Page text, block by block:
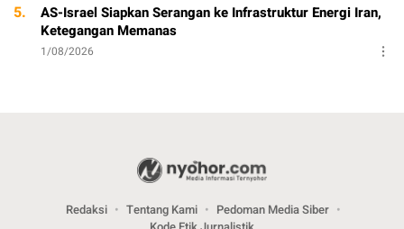
5.
AS-Israel Siapkan Serangan ke Infrastruktur Energi Iran,
Ketegangan Memanas
1/08/2026
Redaksi Tentang Kami
Pedoman Media Siber